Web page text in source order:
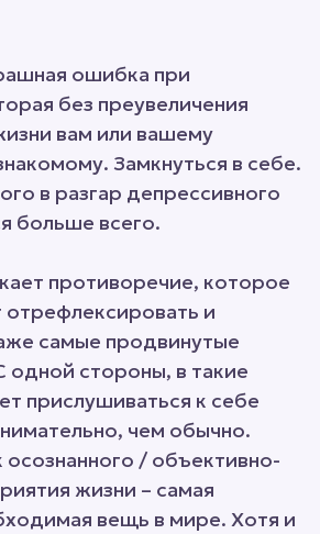
ошибка при
без преувеличения
вам или вашему
Замкнуться в себе.
в разгар депрессивного
больше всего.
противоречие, которое
отрефлексировать и
самые продвинутые
одной стороны, в такие
прислушиваться к себе
чем обычно.
/ объективно-
жизни – самая
вещь в мире. Хотя и